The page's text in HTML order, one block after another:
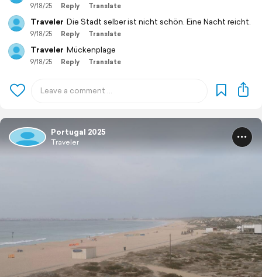
9/18/25 Reply Translate
Traveler Die Stadt selber ist nicht schön. Eine Nacht reicht.
9/18/25 Reply Translate
Traveler Mückenplage
9/18/25 Reply Translate
Portugal 2025
Traveler